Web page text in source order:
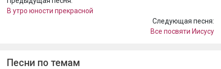
В утро юности прекрасной
Следующая песня:
Все посвяти Иисусу
Песни по темам